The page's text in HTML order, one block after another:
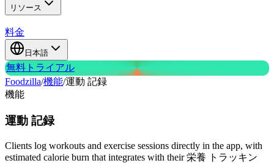
リソース
料金
日本語
無料トライアル
Foodzilla/機能/運動 記録
機能
運動 記録
Clients log workouts and exercise sessions directly in the app, with
estimated calorie burn that integrates with their 栄養 トラッキン